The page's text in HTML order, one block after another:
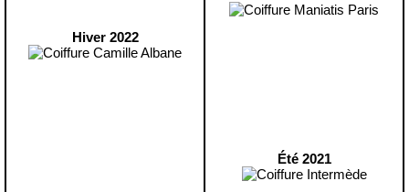
Hiver 2022
Été 2021